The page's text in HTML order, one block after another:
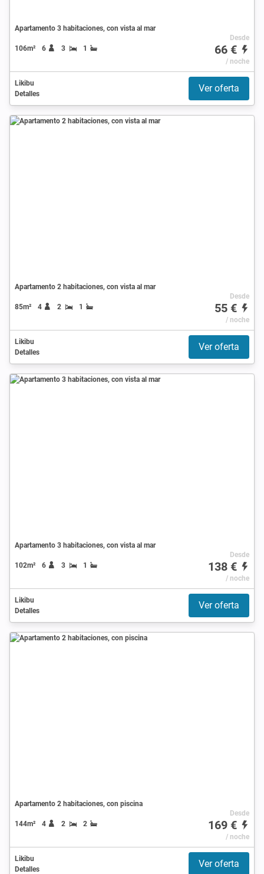
Apartamento 3 habitaciones, con vista al mar
106m² 6 3 1
Desde
66 €
/ noche
Likibu
Detalles
Ver oferta
Apartamento 2 habitaciones, con vista al mar
85m² 4 2 1
Desde
55 €
/ noche
Likibu
Detalles
Ver oferta
Apartamento 3 habitaciones, con vista al mar
102m² 6 3 1
Desde
138 €
/ noche
Likibu
Detalles
Ver oferta
Apartamento 2 habitaciones, con piscina
144m² 4 2 2
Desde
169 €
/ noche
Likibu
Detalles
Ver oferta